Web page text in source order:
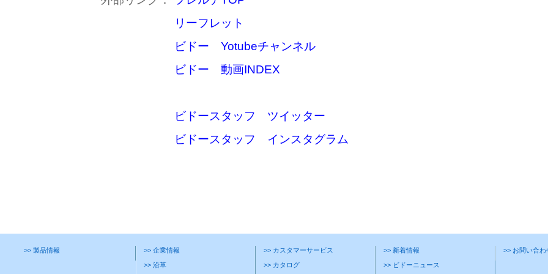
リーフレット
ビドー Yotubeチャンネル
ビドー 動画INDEX
ビドースタッフ ツイッター
ビドースタッフ インスタグラム
>> 製品情報
>> 企業情報
>> 沿革
>> カスタマーサービス
>> カタログ
>> 新着情報
>> ビドーニュース
>> お問い合